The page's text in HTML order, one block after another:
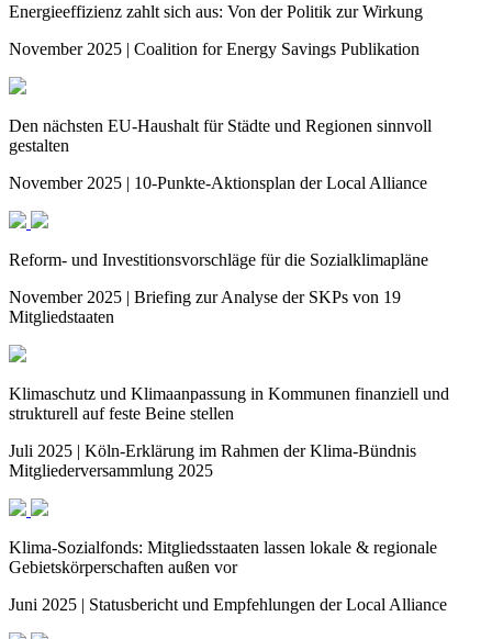
Energieeffizienz zahlt sich aus: Von der Politik zur Wirkung
November 2025 | Coalition for Energy Savings Publikation
Den nächsten EU-Haushalt für Städte und Regionen sinnvoll
gestalten
November 2025 | 10-Punkte-Aktionsplan der Local Alliance
Reform- und Investitionsvorschläge für die Sozialklimapläne
November 2025 | Briefing zur Analyse der SKPs von 19
Mitgliedstaaten
Klimaschutz und Klimaanpassung in Kommunen finanziell und
strukturell auf feste Beine stellen
Juli 2025 | Köln-Erklärung im Rahmen der Klima-Bündnis
Mitgliederversammlung 2025
Klima-Sozialfonds: Mitgliedsstaaten lassen lokale & regionale
Gebietskörperschaften außen vor
Juni 2025 | Statusbericht und Empfehlungen der Local Alliance